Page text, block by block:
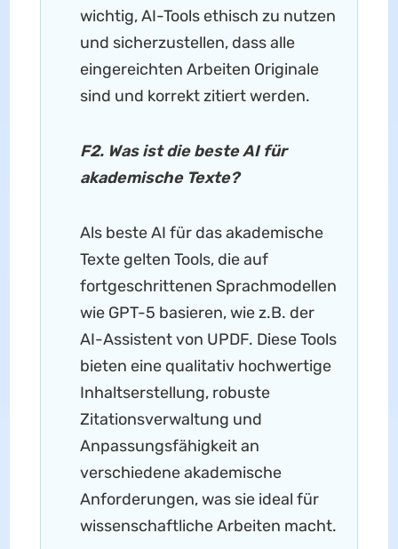
wichtig, AI-Tools ethisch zu nutzen
und sicherzustellen, dass alle
eingereichten Arbeiten Originale
sind und korrekt zitiert werden.
F2. Was ist die beste AI für
akademische Texte?
Als beste AI für das akademische
Texte gelten Tools, die auf
fortgeschrittenen Sprachmodellen
wie GPT-5 basieren, wie z.B. der
AI-Assistent von UPDF. Diese Tools
bieten eine qualitativ hochwertige
Inhaltserstellung, robuste
Zitationsverwaltung und
Anpassungsfähigkeit an
verschiedene akademische
Anforderungen, was sie ideal für
wissenschaftliche Arbeiten macht.